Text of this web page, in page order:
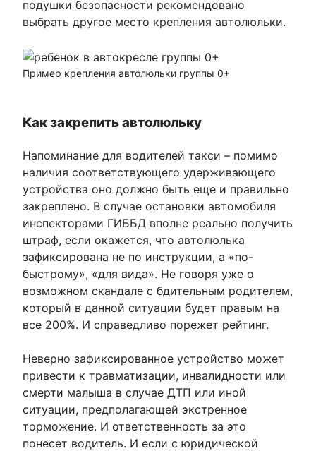
подушки безопасности рекомендовано
выбрать другое место крепления автолюльки.
Пример крепления автолюльки группы 0+
Как закрепить автолюльку
Напоминание для водителей такси – помимо
наличия соответствующего удерживающего
устройства оно должно быть еще и правильно
закреплено. В случае остановки автомобиля
инспекторами ГИББД вполне реально получить
штраф, если окажется, что автолюлька
зафиксирована не по инструкции, а «по-
быстрому», «для вида». Не говоря уже о
возможном скандале с бдительным родителем,
который в данной ситуации будет правым на
все 200%. И справедливо порежет рейтинг.
Неверно зафиксированное устройство может
привести к травматизации, инвалидности или
смерти малыша в случае ДТП или иной
ситуации, предполагающей экстренное
торможение. И ответственность за это
понесет водитель. И если с юридической